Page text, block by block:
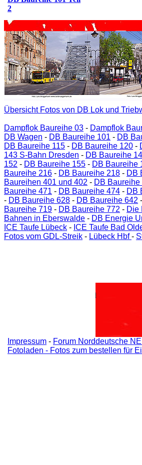
2
Übersicht Fotos von DB Lok und
Dampflok Baureihe 03 - Dampflok
DB Wagen - DB Baureihe 101 - DB
DB Baureihe 115 - DB Baureihe 120 -
143 S-Bahn Dresden - DB Baureihe
152 - DB Baureihe 155 - DB Baureihe
Baureihe 216 - DB Baureihe 218 - DB
Baureihen 401 und 402 - DB Baureihe
Baureihe 471 - DB Baureihe 474 - DB
- DB Baureihe 628 - DB Baureihe 642 -
Baureihe 719 - DB Baureihe 772 - Die
Bahnen in Eberswalde - DB Energie
ICE Taufe Lübeck - ICE Taufe Bad
Fotos vom GDL-Streik - Lübeck Hbf-
Impressum - Forum Norddeutsche
Fotoladen - Fotos zum bestellen für